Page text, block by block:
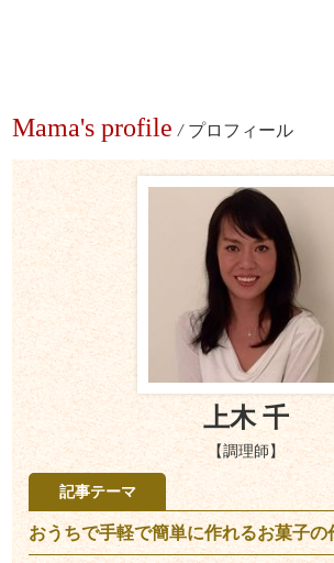
Mama's profile / プロフィール
上木 千
【調理師】
記事テーマ
おうちで手軽で簡単に作れるお菓子の